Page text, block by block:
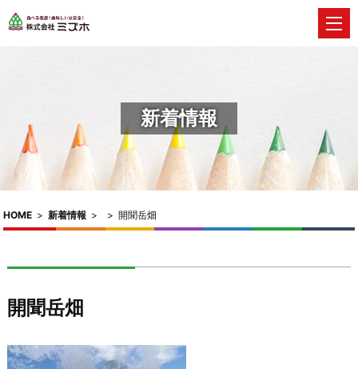
新着情報
HOME > 新着情報 > > 開聞岳畑
開聞岳畑